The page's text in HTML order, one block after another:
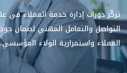
تركّز دورات إدارة خدمة العملاء في
التواصل والتعامل المهني لضمان
العملاء واستمرارية الولاء المؤسسي.